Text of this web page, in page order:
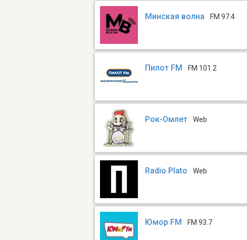
Минская волна FM 97.4
Пилот FM FM 101.2
Рок-Омлет Web
Radio Plato Web
Юмор FM FM 93.7